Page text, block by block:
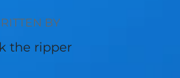
BY
the ripper